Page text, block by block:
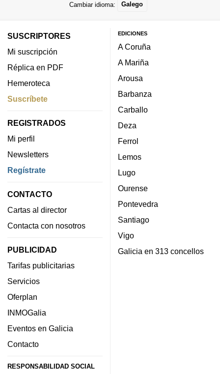
Cambiar idioma: Galego
SUSCRIPTORES
Mi suscripción
Réplica en PDF
Hemeroteca
Suscríbete
REGISTRADOS
Mi perfil
Newsletters
Regístrate
CONTACTO
Cartas al director
Contacta con nosotros
PUBLICIDAD
Tarifas publicitarias
Servicios
Oferplan
INMOGalia
Eventos en Galicia
Contacto
RESPONSABILIDAD SOCIAL
EDICIONES
A Coruña
A Mariña
Arousa
Barbanza
Carballo
Deza
Ferrol
Lemos
Lugo
Ourense
Pontevedra
Santiago
Vigo
Galicia en 313 concellos